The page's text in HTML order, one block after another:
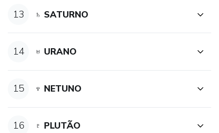
13 ♄ SATURNO
14 ♅ URANO
15 ♆ NETUNO
16 ♇ PLUTÃO